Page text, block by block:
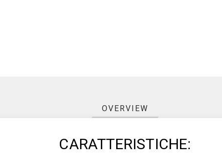
OVERVIEW
CARATTERISTICHE: